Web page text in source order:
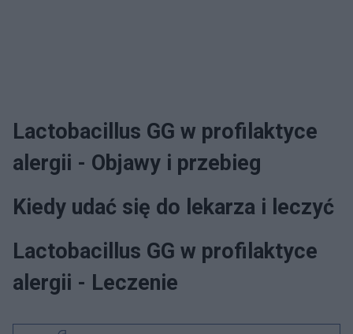
Lactobacillus GG w profilaktyce
alergii - Objawy i przebieg
Kiedy udać się do lekarza i leczyć
Lactobacillus GG w profilaktyce
alergii - Leczenie